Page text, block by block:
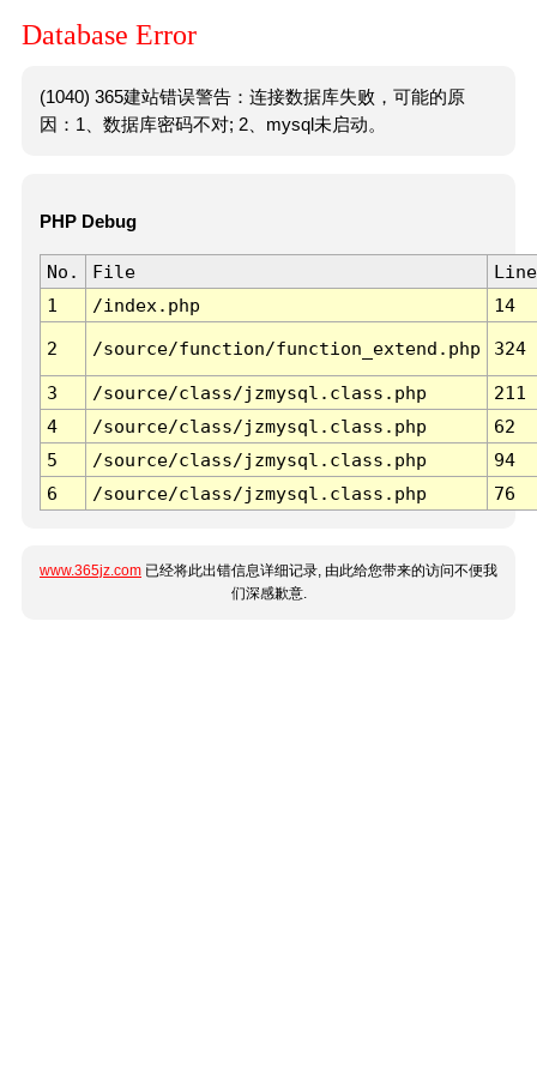
Database Error
(1040) 365建站错误警告：连接数据库失败，可能的原
因：1、数据库密码不对; 2、mysql未启动。
PHP Debug
No. File
Line
1
/index.php 14
2 /source/function/function_extend.php 324
3 /source/class/jzmysql.class.php
211
4
/source/class/jzmysql.class.php
62
5
/source/class/jzmysql.class.php
94
6
/source/class/jzmysql.class.php 76
www.365jz.com 已经将此出错信息详细记录, 由此给您带来的访问不便我
们深感歉意.